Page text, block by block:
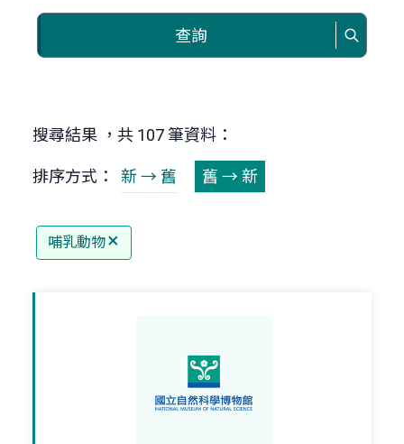
查詢
搜尋結果 ，共 107 筆資料：
排序方式： 新 → 舊 舊 → 新
哺乳動物